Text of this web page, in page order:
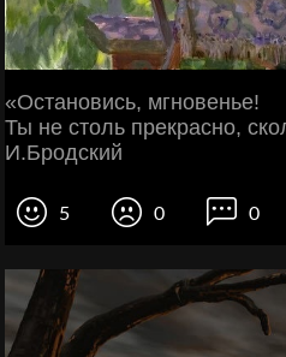
«Остановись, мгновенье!
Ты не столь прекрасно,
И.Бродский
5 0 0